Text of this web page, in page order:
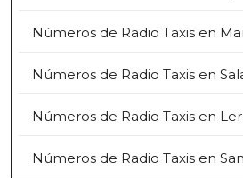
Números de Radio Taxis en
Números de Radio Taxis en
Números de Radio Taxis en
Números de Radio Taxis en